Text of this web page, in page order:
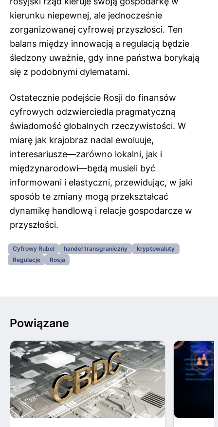
kierunku niepewnej, ale jednocześnie
zorganizowanej cyfrowej przyszłości. Ten
balans między innowacją a regulacją będzie
śledzony uważnie, gdy inne państwa borykają
się z podobnymi dylematami.
Ostatecznie podejście Rosji do finansów
cyfrowych odzwierciedla pragmatyczną
świadomość globalnych rzeczywistości. W
miarę jak krajobraz nadal ewoluuje,
interesariusze—zarówno lokalni, jak i
międzynarodowi—będą musieli być
informowani i elastyczni, przewidując, w jaki
sposób te zmiany mogą przekształcać
dynamikę handlową i relacje gospodarcze w
przyszłości.
Cyfrowy Rubel handel transgraniczny
kryptowaluty
Regulacje
Rosja
Powiązane